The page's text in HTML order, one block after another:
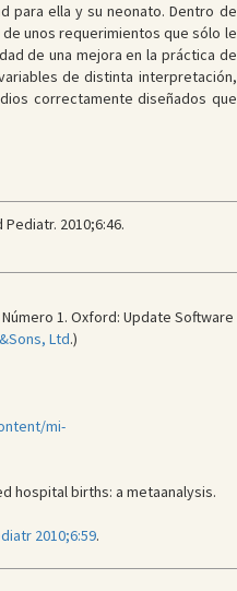
para ella y su neonato. Dentro de
unos requerimientos que sólo le
de una mejora en la práctica de
de distinta interpretación,
correctamente diseñados que
2010;6:46.
1. Oxford: Update Software
Ltd.)
mi-
hospital births: a metaanalysis.
2010;6:59.